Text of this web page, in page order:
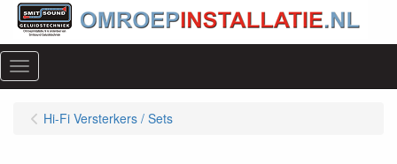
Menu
Hi-Fi Versterkers / Sets